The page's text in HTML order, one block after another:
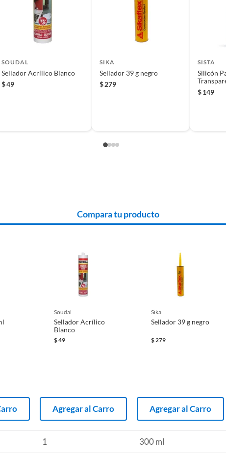
de aluminio, cerámica, concreto y madera. Su
de las categorías
brochas y pinceles para aplicar pintura o barniz a tus
producto.
SOUDAL
Sellador Acrílico Blanco
$49
SIKA
Sellador 39 g negro
$279
SISTA
Silicón
$149
Compara tu producto
soudal
Sellador Acrílico
Blanco
$49
Agregar al Carro
sika
Sellador 39 g negro
$ 279
Agregar al Carro
1 300 ml